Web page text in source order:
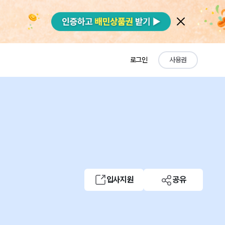
로그인 사용권
입사지원 공유